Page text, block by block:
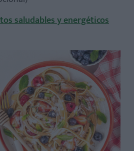
saludables y energéticos